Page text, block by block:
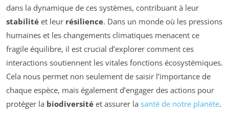
dans la dynamique de ces systèmes, contribuant à leur
stabilité et leur résilience. Dans un monde où les pressions
humaines et les changements climatiques menacent ce
fragile équilibre, il est crucial d’explorer comment ces
interactions soutiennent les vitales fonctions écosystémiques.
Cela nous permet non seulement de saisir l’importance de
chaque espèce, mais également d’engager des actions pour
protéger la biodiversité et assurer la santé de notre planète.